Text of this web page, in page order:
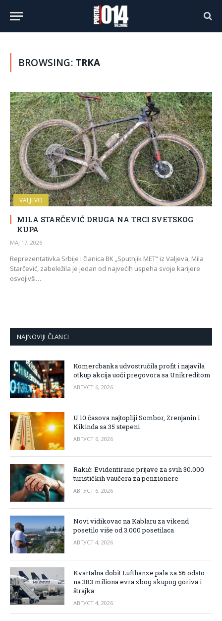
BROWSING: TRKA
VALJEVO
MILA STARČEVIĆ DRUGA NA TRCI SVETSKOG
KUPA
МАЈ 17, 2026
Reprezentativka Srbije i članica BK „Sputnjik MET“ iz Valjeva, Mila
Starčević, zabeležila je jedan od najvećih uspeha svoje karijere
osvojivši…
NAJNOVIJI ČLANCI
Komercbanka udvostručila profit i najavila
otkup akcija uoči pregovora sa Unikreditom
АВГУСТ 6, 2026
U 10 časova najtopliji Sombor, Zrenjanin i
Kikinda sa 35 stepeni
АВГУСТ 6, 2026
Rakić: Evidentirane prijave za svih 30.000
turističkih vaučera za penzionere
АВГУСТ 6, 2026
Novi vidikovac na Kablaru za vikend
posetilo više od 3.000 posetilaca
АВГУСТ 4, 2026
Kvartalna dobit Lufthanze pala za 56 odsto
na 383 miliona evra zbog skupog goriva i
štrajka
АВГУСТ 4, 2026